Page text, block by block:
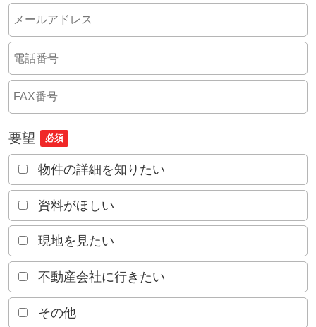
要望 必須
物件の詳細を知りたい
資料がほしい
現地を見たい
不動産会社に行きたい
その他